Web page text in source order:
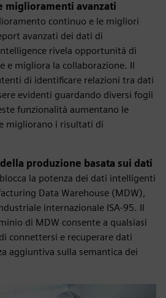
miglioramenti avanzati
continuo e le migliori
avanzati dei dati di
rivela opportunità di
e migliora la collaborazione. Il
di identificare relazioni tra dati
evidenti guardando diversi fogli
funzionalità aumentano le
migliorano i risultati di
produzione basata sui dati
la potenza dei dati intelligenti
Data Warehouse (MDW),
internazionale ISA-95. Il
di MDW consente a qualsiasi
connettersi e recuperare dati
aggiuntiva sulla semantica dei